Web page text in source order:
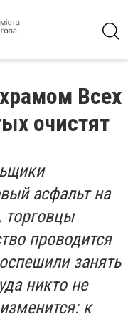
Всех
очистят
асфальт на
торговцы
проводится
занять
никто не
к